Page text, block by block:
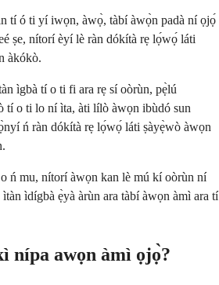
tí ó ti yí iwọn, àwọ̀, tàbí àwọ̀n padà ní ọjọ́
ṣe, nítorí èyí lè ràn dókítà rẹ lọ́wọ́ láti
àkókò.
ìgbà tí o ti fi ara rẹ sí oòrùn, pẹ̀lú
tí o ti lo ní ìta, àti lílò àwọn ibùdó sun
ń ràn dókítà rẹ lọ́wọ́ láti ṣàyẹ̀wò àwọn
ń mu, nítorí àwọn kan lè mú kí oòrùn ní
ìdígbà ẹ̀yà àrùn ara tàbí àwọn àmì ara tí
nípa awọn àmì ọjọ̀?